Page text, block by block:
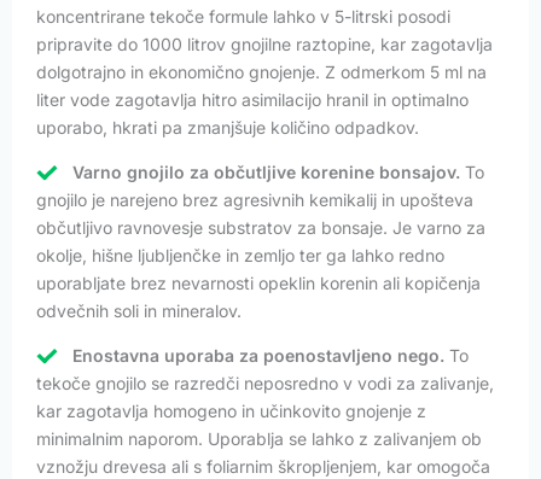
koncentrirane tekoče formule lahko v 5-litrski posodi
pripravite do 1000 litrov gnojilne raztopine, kar zagotavlja
dolgotrajno in ekonomično gnojenje. Z odmerkom 5 ml na
liter vode zagotavlja hitro asimilacijo hranil in optimalno
uporabo, hkrati pa zmanjšuje količino odpadkov.
Varno gnojilo za občutljive korenine bonsajov. To
gnojilo je narejeno brez agresivnih kemikalij in upošteva
občutljivo ravnovesje substratov za bonsaje. Je varno za
okolje, hišne ljubljenčke in zemljo ter ga lahko redno
uporabljate brez nevarnosti opeklin korenin ali kopičenja
odvečnih soli in mineralov.
Enostavna uporaba za poenostavljeno nego. To
tekoče gnojilo se razredči neposredno v vodi za zalivanje,
kar zagotavlja homogeno in učinkovito gnojenje z
minimalnim naporom. Uporablja se lahko z zalivanjem ob
vznožju drevesa ali s foliarnim škropljenjem, kar omogoča